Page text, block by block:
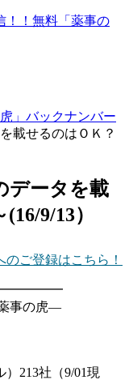
」バックナンバー
載せるのはＯＫ？
データを載
9/13）
ご登録はこちら！
事の虎―
213社（9/01現